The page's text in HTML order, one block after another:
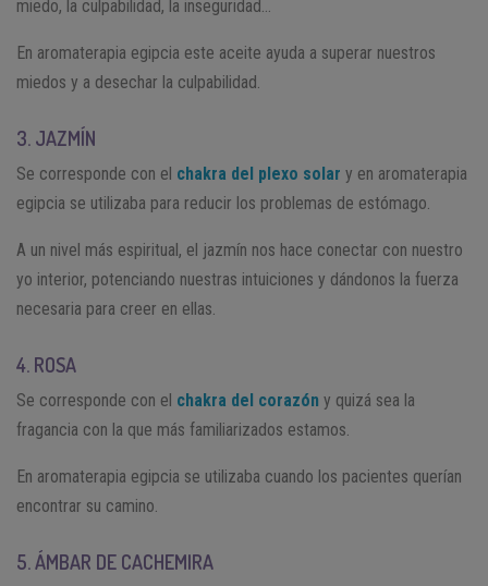
miedo, la culpabilidad, la inseguridad…
En aromaterapia egipcia este aceite ayuda a superar nuestros
miedos y a desechar la culpabilidad.
3. JAZMÍN
Se corresponde con el chakra del plexo solar y en aromaterapia
egipcia se utilizaba para reducir los problemas de estómago.
A un nivel más espiritual, el jazmín nos hace conectar con nuestro
yo interior, potenciando nuestras intuiciones y dándonos la fuerza
necesaria para creer en ellas.
4. ROSA
Se corresponde con el chakra del corazón y quizá sea la
fragancia con la que más familiarizados estamos.
En aromaterapia egipcia se utilizaba cuando los pacientes querían
encontrar su camino.
5. ÁMBAR DE CACHEMIRA